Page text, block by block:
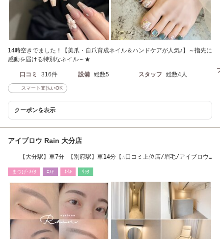
14時空きでました！【美爪・自爪育成ネイル＆ハンドケアが人気♪】～指先に
感動を届ける特別なネイル～★
口コミ 316件 設備 総数5 スタッフ 総数4人
スマート支払いOK
クーポンを表示
アイブロウ Rain 大分店
【大分駅】車7分 【別府駅】車14分【☆口コミ上位店/眉毛/アイブロウ/
まつげ･ﾒｲｸ ｴｽﾃ ﾈｲﾙ ﾘﾗｸ